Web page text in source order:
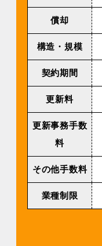
償却
構造・規模
契約期間
更新料
更新事務手数
料
その他手数料
業種制限